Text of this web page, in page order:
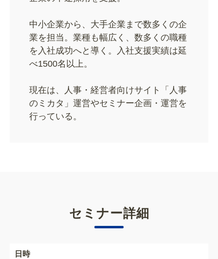
中小企業から、大手企業まで数多くの企
業を担当。業種も幅広く、数多くの職種
を入社成功へと導く。入社支援実績は延
べ1500名以上。
現在は、人事・経営者向けサイト「人事
のミカタ」運営やセミナー企画・運営を
行っている。
セミナー詳細
日時